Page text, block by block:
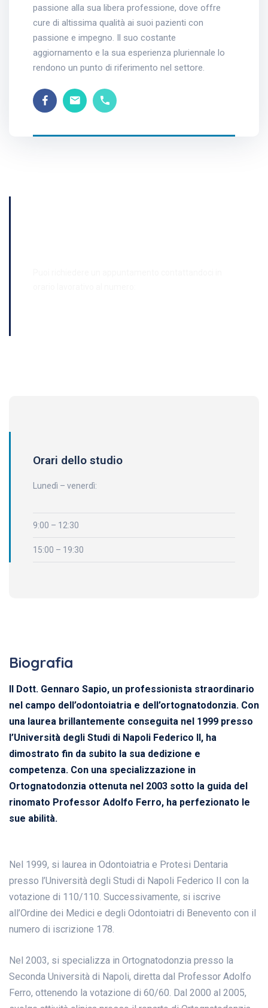
passione alla sua libera professione, dove offre
cure di altissima qualità ai suoi pazienti con
passione e impegno. Il suo costante
aggiornamento e la sua esperienza pluriennale lo
rendono un punto di riferimento nel settore.
Orari dello studio
Lunedì – venerdì:
9:00 – 12:30
15:00 – 19:30
Biografia
Il Dott. Gennaro Sapio, un professionista straordinario
nel campo dell’odontoiatria e dell’ortognatodonzia. Con
una laurea brillantemente conseguita nel 1999 presso
l’Università degli Studi di Napoli Federico II, ha
dimostrato fin da subito la sua dedizione e
competenza. Con una specializzazione in
Ortognatodonzia ottenuta nel 2003 sotto la guida del
rinomato Professor Adolfo Ferro, ha perfezionato le
sue abilità.
Nel 1999, si laurea in Odontoiatria e Protesi Dentaria
presso l’Università degli Studi di Napoli Federico II con la
votazione di 110/110. Successivamente, si iscrive
all’Ordine dei Medici e degli Odontoiatri di Benevento con il
numero di iscrizione 178.
Nel 2003, si specializza in Ortognatodonzia presso la
Seconda Università di Napoli, diretta dal Professor Adolfo
Ferro, ottenendo la votazione di 60/60. Dal 2000 al 2005,